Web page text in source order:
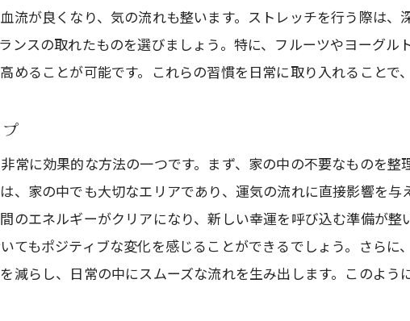
開運は人間関係にも影響する
幸運を持続させるための心構え
開運のための感謝の習慣
流が良くなり、気の流れも整います。ストレッチを行う際は
ンスの取れたものを選びましょう。特に、フルーツやヨーグ
めることが可能です。これらの習慣を日常に取り入れることで
常に効果的な方法の一つです。まず、家の中の不要なものを
、家の中でも大切なエリアであり、運気の流れに直接影響を
のエネルギーがクリアになり、新しい幸運を呼び込む準備が
てもポジティブな変化を感じることができるでしょう。さら
減らし、日常の中にスムーズな流れを生み出します。このよ